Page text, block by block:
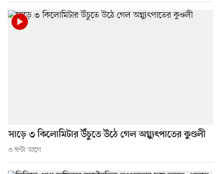
সাড়ে ৩ কিলোমিটার উঁচুতে উঠে গেল অগ্ন্যুৎপাতের কুণ্ডলী
৩ ঘণ্টা আগে